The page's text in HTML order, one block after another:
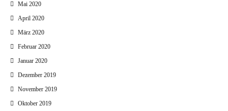
Mai 2020
April 2020
März 2020
Februar 2020
Januar 2020
Dezember 2019
November 2019
Oktober 2019